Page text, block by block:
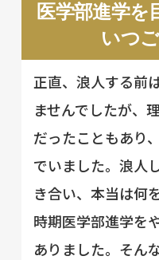
医学部進学を
いつ
正直、浪人する前
ませんでしたが、
だったこともあり
でいました。浪人
き合い、本当は何
時期医学部進学を
ありました。そん